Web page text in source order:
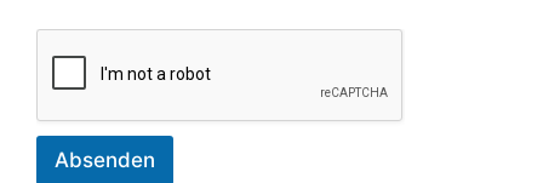
Absenden